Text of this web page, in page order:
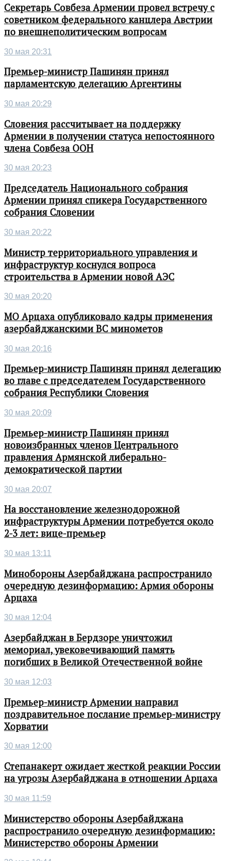
Секретарь Совбеза Армении провел встречу с
советником федерального канцлера Австрии
по внешнеполитическим вопросам
30 мая 20:31
Премьер-министр Пашинян принял
парламентскую делегацию Аргентины
30 мая 20:29
Словения рассчитывает на поддержку
Армении в получении статуса непостоянного
члена Совбеза ООН
30 мая 20:23
Председатель Национального собрания
Армении принял спикера Государственного
собрания Словении
30 мая 20:22
Министр территориального управления и
инфраструктур коснулся вопроса
строительства в Армении новой АЭС
30 мая 20:20
МО Арцаха опубликовало кадры применения
азербайджанскими ВС минометов
30 мая 20:16
Премьер-министр Пашинян принял делегацию
во главе с председателем Государственного
собрания Республики Словения
30 мая 20:09
Премьер-министр Пашинян принял
новоизбранных членов Центрального
правления Армянской либерально-
демократической партии
30 мая 20:07
На восстановление железнодорожной
инфраструктуры Армении потребуется около
2-3 лет: вице-премьер
30 мая 13:11
Минобороны Азербайджана распространило
очередную дезинформацию: Армия обороны
Арцаха
30 мая 12:04
Азербайджан в Бердзоре уничтожил
мемориал, увековечивающий память
погибших в Великой Отечественной войне
30 мая 12:03
Премьер-министр Армении направил
поздравительное послание премьер-министру
Хорватии
30 мая 12:00
Степанакерт ожидает жесткой реакции России
на угрозы Азербайджана в отношении Арцаха
30 мая 11:59
Министерство обороны Азербайджана
распространило очередную дезинформацию:
Министерство обороны Армении